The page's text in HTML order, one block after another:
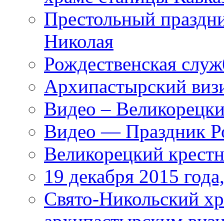
Престольный
Николая
Рождественская
Архипастырский
Видео –
Видео — Праздник
Великорецкий
19 декабря 2015
Cвято-Никольский